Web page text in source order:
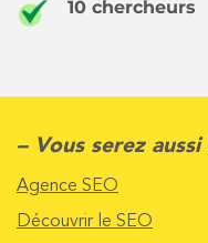
10 chercheurs
– Vous serez
Agence SEO
Découvrir le SEO